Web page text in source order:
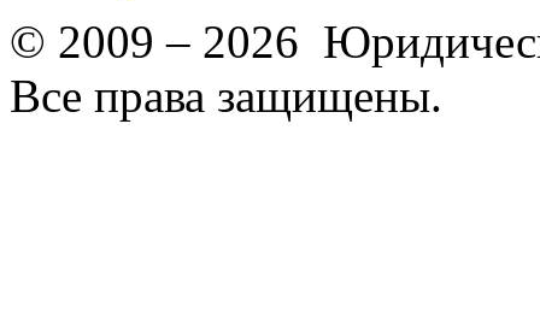
© 2009 – 2026
Все права защищены.